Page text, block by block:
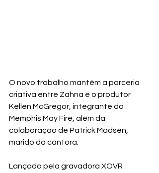
O novo trabalho mantém a parceria
criativa entre Zahna e o produtor
Kellen McGregor, integrante do
Memphis May Fire, além da
colaboração de Patrick Madsen,
marido da cantora.
Lançado pela gravadora XOVR